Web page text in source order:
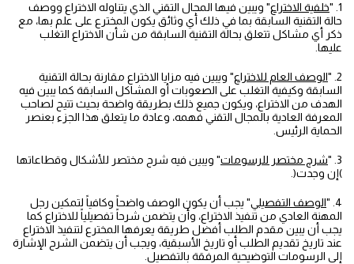
1. " خلفية الاختراع" ويبين فيها المجال التقني الذي يتناوله الاختراع ووصف
حالة التقنية السابقة بما في ذلك أي وثائق يكون المخترع على علم بها، مع
ذكر أي مشاكل تتعلق بحالة التقنية السابقة من شأن الاختراع التغلب
عليها.
2. " الوصف العام للاختراع" ويبين فيه مزايا الاختراع مقارنة بحالة التقنية
السابقة وكيفية التغلب على الصعوبات أو المشاكل السابقة كما يبين فيه
الهدف من الاختراع، ويكون جميع ذلك بطريقة واضحة بحيث تتيح لصاحب
المعرفة العادية بالمجال التقني فهمه، وعادة ما يتعلق هذا الجزء بعنصر
الحماية الرئيس.
3. " شرح مختصر للرسومات" ويبين فيه شرح مختصر للأشكال وقطاعاتها
)إن وجدت(.
4. " الوصف التفصيلي" يجب أن يكون الوصف واضحاً وكافياً لتمكين رجل
المهنة العادي من تنفيذ الاختراع، وأن يتضمن شرحاً تفصيلياً للاختراع كما
يجب أن يبين مقدم الطلب أفضل طريقة يعرفها المخترع لتنفيذ الاختراع
عند تاريخ تقديم الطلب أو تاريخ الأسبقية، ويجب أن يتضمن الشرح الإشارة
إلى الرسومات التوضيحية المرفقة بالتفصيل.